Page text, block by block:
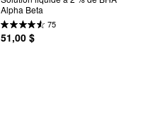
Alpha Beta
75
51,00 $